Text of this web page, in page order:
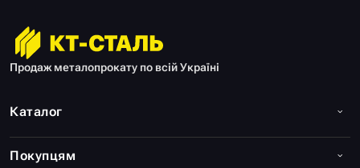
Прутки немірної довжини.
Також на сталевий квадрат ціна в Харькові
буде залежати від типу сировини, що
застосовується на виробництві –
Продаж металопрокату по всій Україні
Каталог
Покупцям